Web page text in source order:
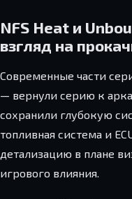
NFS Heat и
взгляд на
Современные части
— вернули серию к
сохранили глубокую
топливная система и
детализацию в плане
игрового влияния.